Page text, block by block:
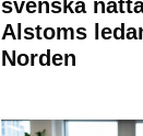
svenska
Alstoms
Norden